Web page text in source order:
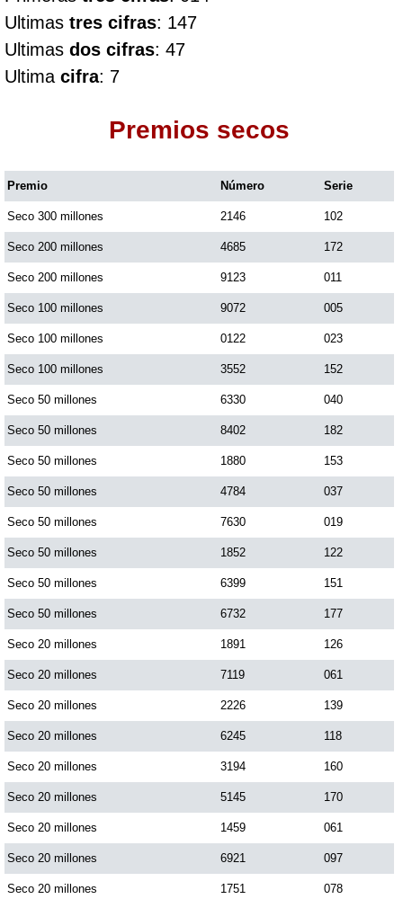
Culona día
Culona noche
Dorado Mañana
Dorado Noche
Fantástica Día
Fantástica Noche
Motilon Tarde
Motilon Noche
Paisita Día
Paisita Noche
Paisita 3
Pick 3 Día
Pick 3 Noche
Pick 4 Día
Pick 4 Noche
Ultimas tres cifras: 147
Ultimas dos cifras: 47
Ultima cifra: 7
Premios secos
Premio Número Serie
Seco 300 millones 2146 102
Seco 200 millones 4685 172
Seco 200 millones 9123 011
Seco 100 millones 9072 005
Seco 100 millones 0122 023
Seco 100 millones 3552 152
Seco 50 millones 6330 040
Seco 50 millones 8402 182
Seco 50 millones 1880 153
Seco 50 millones 4784 037
Seco 50 millones 7630 019
Seco 50 millones 1852 122
Seco 50 millones 6399 151
Seco 50 millones 6732 177
Seco 20 millones 1891 126
Seco 20 millones 7119 061
Seco 20 millones 2226 139
Seco 20 millones 6245 118
Seco 20 millones 3194 160
Seco 20 millones 5145 170
Seco 20 millones 1459 061
Seco 20 millones 6921 097
Seco 20 millones 1751 078